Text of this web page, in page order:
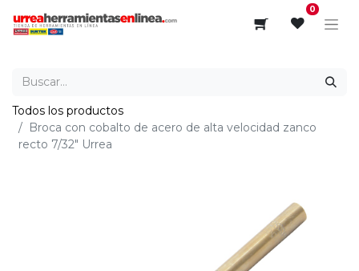
0
Todos los productos
Broca con cobalto de acero de alta velocidad zanco
recto 7/32" Urrea